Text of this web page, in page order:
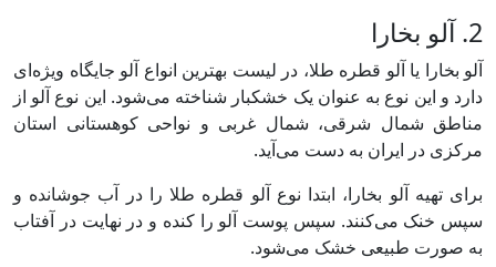
2. آلو بخارا
آلو بخارا یا آلو قطره طلا، در لیست بهترین انواع آلو جایگاه ویژه‌ای
دارد و این نوع به عنوان یک خشکبار شناخته می‌شود. این نوع آلو از
مناطق شمال شرقی، شمال غربی و نواحی کوهستانی استان
مرکزی در ایران به دست می‌آید.
برای تهیه آلو بخارا، ابتدا نوع آلو قطره طلا را در آب جوشانده و
سپس خنک می‌کنند. سپس پوست آلو را کنده و در نهایت در آفتاب
به صورت طبیعی خشک می‌شود.